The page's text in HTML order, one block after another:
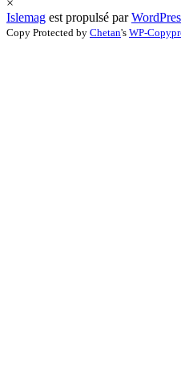
Islemag est propulsé par
Copy Protected by Chetan's WP-